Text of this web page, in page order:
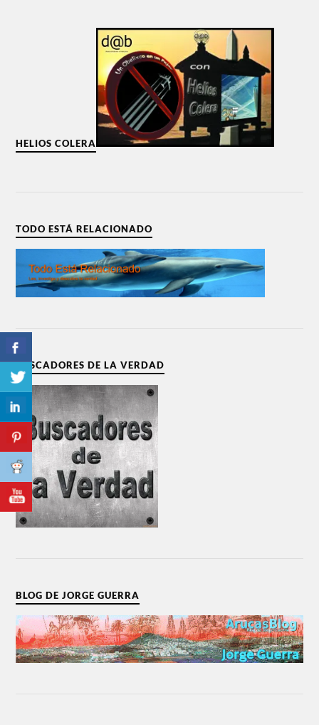
HELIOS COLERA
TODO ESTÁ RELACIONADO
BUSCADORES DE LA VERDAD
BLOG DE JORGE GUERRA